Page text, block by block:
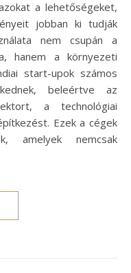
a lehetőségeket,
jobban ki tudják
nem csupán a
hanem a környezeti
start-upok számos
beleértve az
a technológiai
Ezek a cégek
amelyek nemcsak